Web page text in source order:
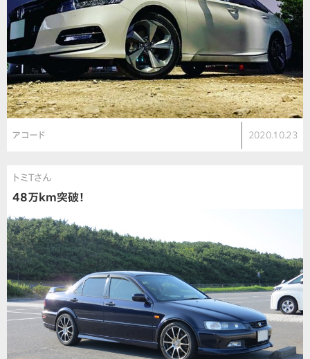
アコード 2020.10.23
トミTさん
48万km突破！